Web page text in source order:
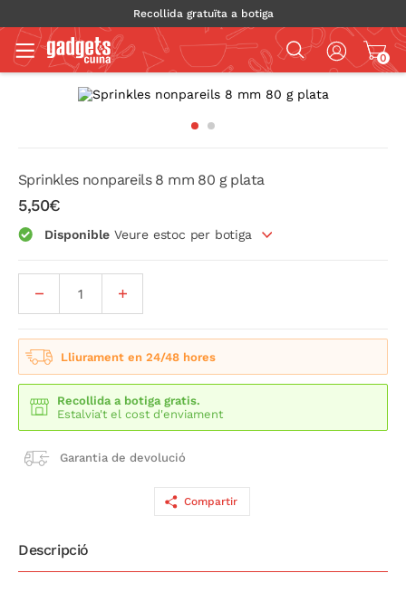
Recollida gratuïta a botiga
0
Sprinkles nonpareils 8 mm 80 g plata
5,50€
Disponible Veure estoc per botiga
Lliurament en 24/48 hores
Recollida a botiga gratis.
Estalvia't el cost d'enviament
Garantia de devolució
Compartir
Descripció